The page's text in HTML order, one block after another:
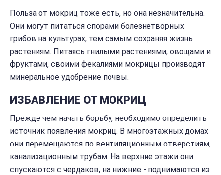
Польза от мокриц тоже есть, но она незначительна.
Они могут питаться спорами болезнетворных
грибов на культурах, тем самым сохраняя жизнь
растениям. Питаясь гнилыми растениями, овощами и
фруктами, своими фекалиями мокрицы производят
минеральное удобрение почвы.
ИЗБАВЛЕНИЕ ОТ МОКРИЦ
Прежде чем начать борьбу, необходимо определить
источник появления мокриц. В многоэтажных домах
они перемещаются по вентиляционным отверстиям,
канализационным трубам. На верхние этажи они
спускаются с чердаков, на нижние - поднимаются из